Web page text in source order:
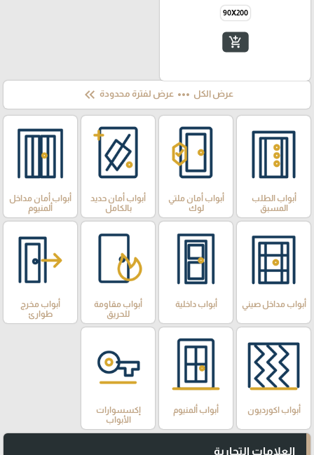
90X200
add_shopping_cart
عرض الكل more_horiz عرض لفترة محدودة keyboard_double_arrow_left
أبواب الطلب
المسبق
أبواب أمان ملتي
لوك
أبواب أمان حديد
بالكامل
أبواب أمان مداخل
ألمنيوم
أبواب مداخل صيني أبواب داخلية
أبواب مقاومة
للحريق
أبواب مخرج
طوارئ
أبواب اكورديون أبواب ألمنيوم
إكسسوارات
الأبواب
العلامات التجارية